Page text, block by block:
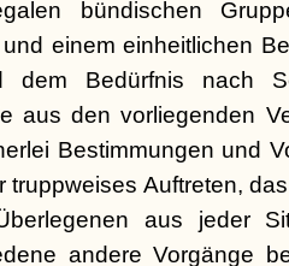
bündischen
einem einheitlichen
dem Bedürfnis nach
aus den vorliegenden
Bestimmungen und
truppweises Auftreten,
aus jeder
andere Vorgänge